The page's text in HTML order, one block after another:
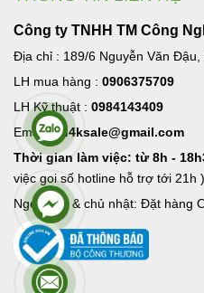
Công ty TNHH TM Công
Địa chỉ : 189/6 Nguyễn Văn
LH mua hàng : 0906375709
LH Kỹ thuật : 0984143409
Email:hd4ksale@gmail.com
Thời gian làm việc: từ 8h -
việc goi số hotline hỗ trợ tới 21h )
Ngoài giờ & chủ nhật: Đặt hàng